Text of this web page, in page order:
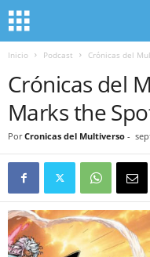
Inicio Podcast Crónicas del
Crónicas del
Marks the
Por Cronicas del Multiverso -